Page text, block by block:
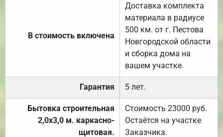
В стоимость включена
Доставка комплекта
материала в радиусе
500 км. от г. Пестова
Новгородской области
и сборка дома на
вашем участке.
Гарантия 5 лет.
Бытовка строительная
2,0х3,0 м. каркасно-
щитовая.
Стоимость 23000 руб.
Остаётся на участке
Заказчика.